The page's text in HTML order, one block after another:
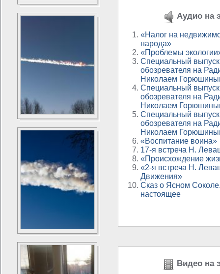
Аудио на
«Налог на
народа»
«Проблемы
Специальный выпуск
обозревателя на
Николаем
Специальный выпуск
обозревателя на
Николаем
Специальный выпуск
обозревателя на
Николаем
«Воспитание воина»
17-я встреча Н.
«Происхождение
«2-я встреча Н.
Движения»
Сказ о Ясном
настоящее
Видео на